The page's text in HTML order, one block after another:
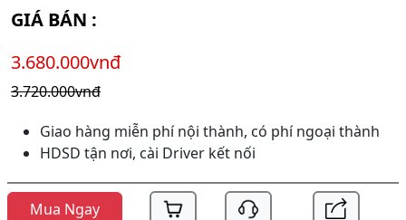
GIÁ BÁN :
3.680.000vnđ
3.720.000vnđ
Giao hàng miễn phí nội thành, có phí ngoại thành
HDSD tận nơi, cài Driver kết nối
Mua Ngay